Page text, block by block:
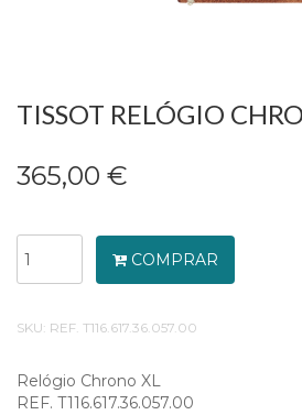
TISSOT RELÓGIO
365,00 €
COMPRAR
SKU: REF. T116.617.36.057.00
Relógio Chrono XL
REF. T116.617.36.057.00